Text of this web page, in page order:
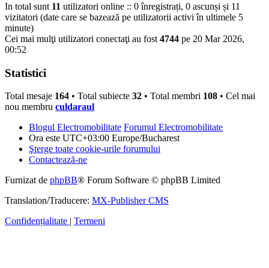
In total sunt 11 utilizatori online :: 0 înregistrați, 0 ascunși și 11
vizitatori (date care se bazează pe utilizatorii activi în ultimele 5
minute)
Cei mai mulţi utilizatori conectaţi au fost 4744 pe 20 Mar 2026,
00:52
Statistici
Total mesaje 164 • Total subiecte 32 • Total membri 108 • Cel mai
nou membru culdaraul
Blogul Electromobilitate Forumul Electromobilitate
Ora este UTC+03:00 Europe/Bucharest
Şterge toate cookie-urile forumului
Contactează-ne
Furnizat de phpBB® Forum Software © phpBB Limited
Translation/Traducere: MX-Publisher CMS
Confidențialitate | Termeni